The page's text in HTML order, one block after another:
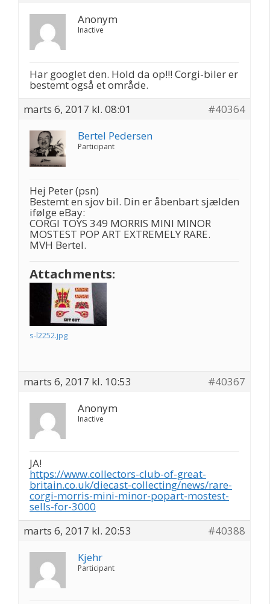
Anonym
Inactive
Har googlet den. Hold da op!!! Corgi-biler er
bestemt også et område.
marts 6, 2017 kl. 08:01
#40364
Bertel Pedersen
Participant
Hej Peter (psn)
Bestemt en sjov bil. Din er åbenbart sjælden
ifølge eBay:
CORGI TOYS 349 MORRIS MINI MINOR
MOSTEST POP ART EXTREMELY RARE.
MVH Bertel.
Attachments:
s-l2252.jpg
marts 6, 2017 kl. 10:53
#40367
Anonym
Inactive
JA!
https://www.collectors-club-of-great-
britain.co.uk/diecast-collecting/news/rare-
corgi-morris-mini-minor-popart-mostest-
sells-for-3000
marts 6, 2017 kl. 20:53
#40388
Kjehr
Participant